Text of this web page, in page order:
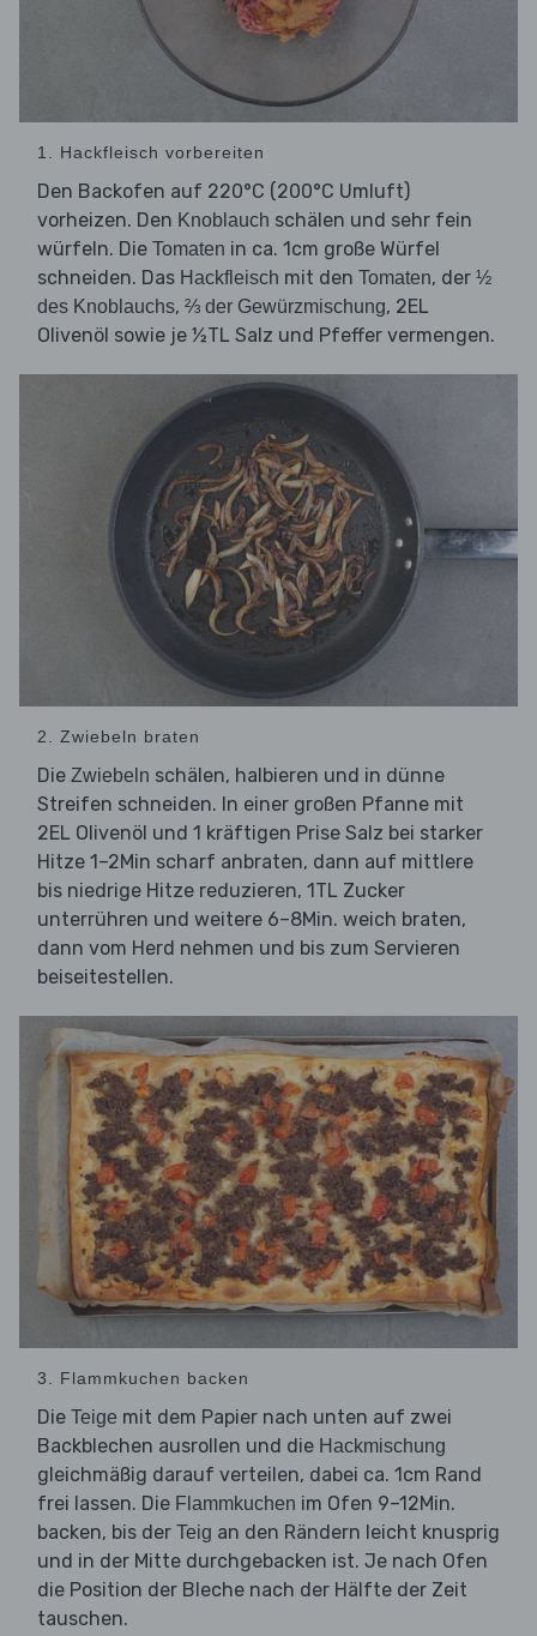
1. Hackfleisch vorbereiten
Den Backofen auf 220°C (200°C Umluft)
vorheizen. Den Knoblauch schälen und sehr fein
würfeln. Die Tomaten in ca. 1cm große Würfel
schneiden. Das Hackfleisch mit den Tomaten, der ½
des Knoblauchs, ⅔ der Gewürzmischung, 2EL
Olivenöl sowie je ½TL Salz und Pfeffer vermengen.
2. Zwiebeln braten
Die Zwiebeln schälen, halbieren und in dünne
Streifen schneiden. In einer großen Pfanne mit
2EL Olivenöl und 1 kräftigen Prise Salz bei starker
Hitze 1–2Min scharf anbraten, dann auf mittlere
bis niedrige Hitze reduzieren, 1TL Zucker
unterrühren und weitere 6–8Min. weich braten,
dann vom Herd nehmen und bis zum Servieren
beiseitestellen.
3. Flammkuchen backen
Die Teige mit dem Papier nach unten auf zwei
Backblechen ausrollen und die Hackmischung
gleichmäßig darauf verteilen, dabei ca. 1cm Rand
frei lassen. Die Flammkuchen im Ofen 9–12Min.
backen, bis der Teig an den Rändern leicht knusprig
und in der Mitte durchgebacken ist. Je nach Ofen
die Position der Bleche nach der Hälfte der Zeit
tauschen.